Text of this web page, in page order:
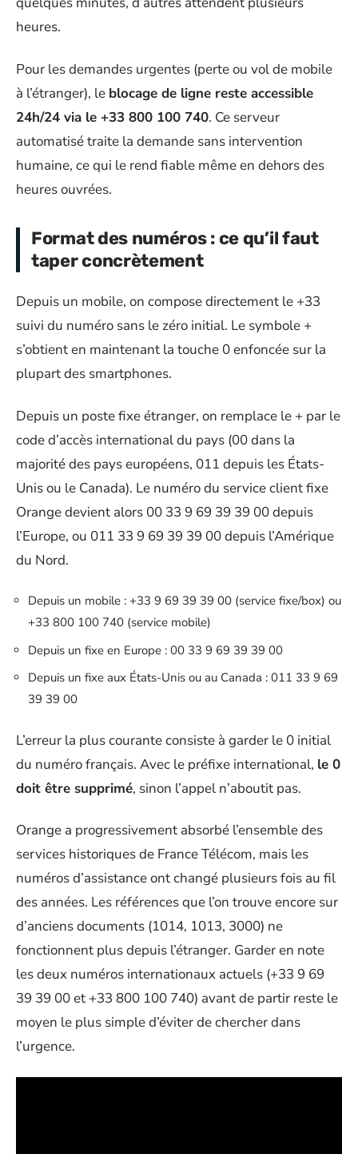
heures.
Pour les demandes urgentes (perte ou vol de mobile
à l’étranger), le blocage de ligne reste accessible
24h/24 via le +33 800 100 740. Ce serveur
automatisé traite la demande sans intervention
humaine, ce qui le rend fiable même en dehors des
heures ouvrées.
Format des numéros : ce qu’il faut
taper concrètement
Depuis un mobile, on compose directement le +33
suivi du numéro sans le zéro initial. Le symbole +
s’obtient en maintenant la touche 0 enfoncée sur la
plupart des smartphones.
Depuis un poste fixe étranger, on remplace le + par le
code d’accès international du pays (00 dans la
majorité des pays européens, 011 depuis les États-
Unis ou le Canada). Le numéro du service client fixe
Orange devient alors 00 33 9 69 39 39 00 depuis
l’Europe, ou 011 33 9 69 39 39 00 depuis l’Amérique
du Nord.
Depuis un mobile : +33 9 69 39 39 00 (service fixe/box) ou
+33 800 100 740 (service mobile)
Depuis un fixe en Europe : 00 33 9 69 39 39 00
Depuis un fixe aux États-Unis ou au Canada : 011 33 9 69
39 39 00
L’erreur la plus courante consiste à garder le 0 initial
du numéro français. Avec le préfixe international, le 0
doit être supprimé, sinon l’appel n’aboutit pas.
Orange a progressivement absorbé l’ensemble des
services historiques de France Télécom, mais les
numéros d’assistance ont changé plusieurs fois au fil
des années. Les références que l’on trouve encore sur
d’anciens documents (1014, 1013, 3000) ne
fonctionnent plus depuis l’étranger. Garder en note
les deux numéros internationaux actuels (+33 9 69
39 39 00 et +33 800 100 740) avant de partir reste le
moyen le plus simple d’éviter de chercher dans
l’urgence.